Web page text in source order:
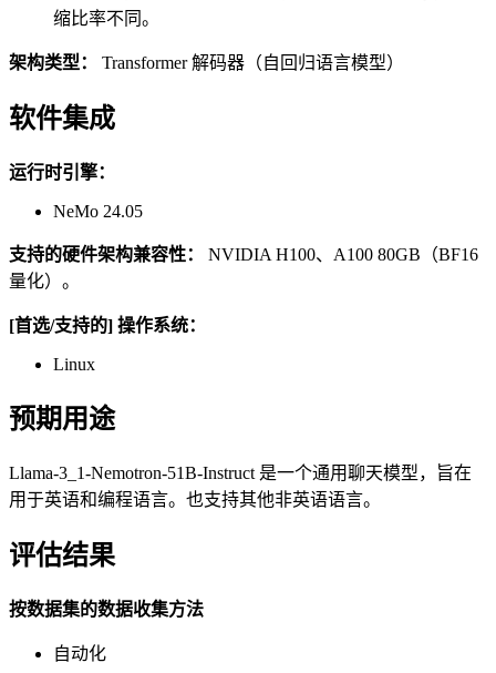
缩比率不同。
架构类型： Transformer 解码器（自回归语言模型）
软件集成
运行时引擎：
NeMo 24.05
支持的硬件架构兼容性：
NVIDIA H100、A100 80GB（BF16
量化）。
[首选/支持的] 操作系统：
Linux
预期用途
Llama-3_1-Nemotron-51B-Instruct 是一个通用聊天模型，旨在
用于英语和编程语言。也支持其他非英语语言。
评估结果
按数据集的数据收集方法
自动化